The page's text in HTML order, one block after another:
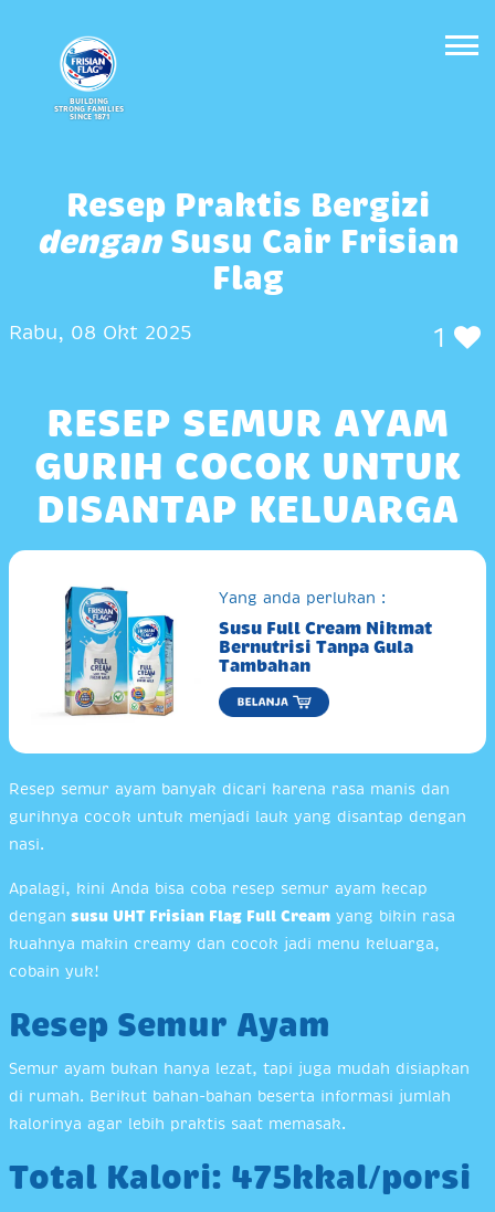
BUILDING
STRONG FAMILIES
SINCE 1871
Resep Praktis Bergizi
denganSusu Cair Frisian
Flag
Rabu, 08 Okt 2025 1
RESEP SEMUR AYAM
GURIH COCOK UNTUK
DISANTAP KELUARGA
Yang anda perlukan :
Susu Full Cream Nikmat
Bernutrisi Tanpa Gula
Tambahan
Resep semur ayam banyak dicari karena rasa manis dan
gurihnya cocok untuk menjadi lauk yang disantap dengan
nasi.
Apalagi, kini Anda bisa coba resep semur ayam kecap
dengan susu UHT Frisian Flag Full Cream yang bikin rasa
kuahnya makin creamy dan cocok jadi menu keluarga,
cobain yuk!
Resep Semur Ayam
Semur ayam bukan hanya lezat, tapi juga mudah disiapkan
di rumah. Berikut bahan-bahan beserta informasi jumlah
kalorinya agar lebih praktis saat memasak.
Total Kalori: 475kkal/porsi